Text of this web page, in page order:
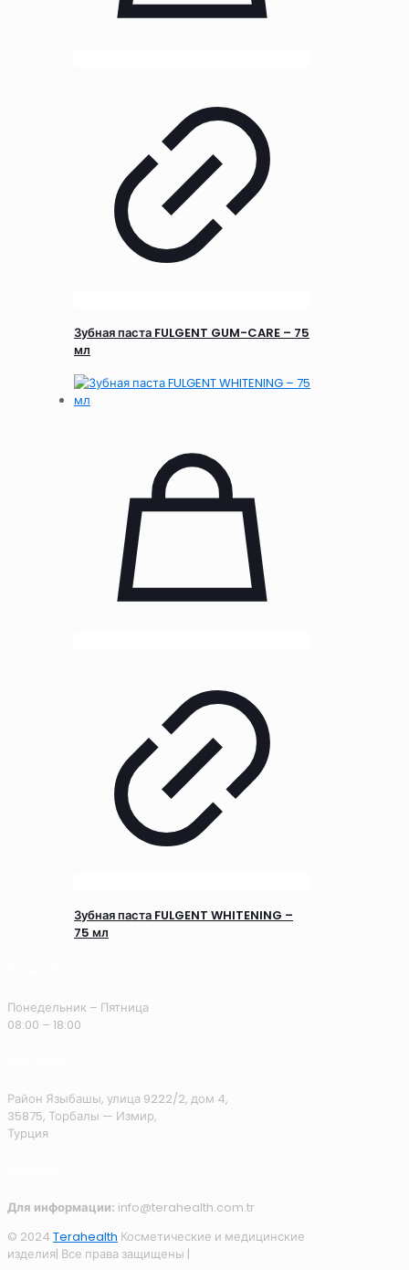
Зубная паста FULGENT GUM-CARE – 75
мл
Зубная паста FULGENT WHITENING –
75 мл
Понедельник – Пятница
08:00 – 18:00
Район Языбашы, улица 9222/2, дом 4,
35875, Торбалы — Измир,
Турция
Для информации: info@terahealth.com.tr
© 2024 Terahealth Косметические и медицинские
изделия| Все права защищены |